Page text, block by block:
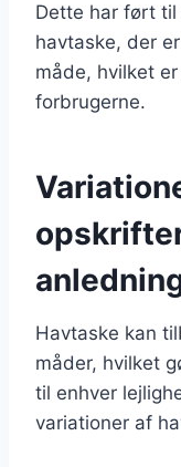
Dette har ført
havtaske, der
måde, hvilket
forbrugerne.
Havtaske kan
måder, hvilket
til enhver
variationer af